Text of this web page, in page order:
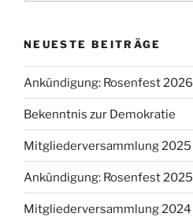
NEUESTE BEITRÄGE
Ankündigung: Rosenfest 2026
Bekenntnis zur Demokratie
Mitgliederversammlung 2025
Ankündigung: Rosenfest 2025
Mitgliederversammlung 2024